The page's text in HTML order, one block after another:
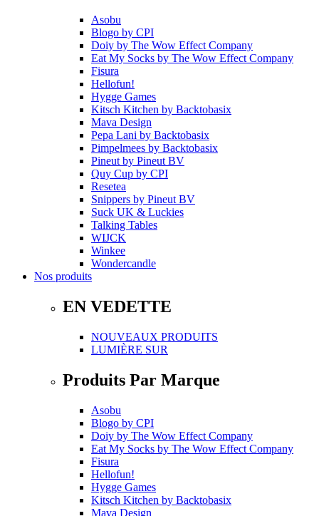
Asobu
Blogo by CPI
Doiy by The Wow Effect Company
Eat My Socks by The Wow Effect Company
Fisura
Hellofun!
Hygge Games
Kitsch Kitchen by Backtobasix
Mava Design
Pepa Lani by Backtobasix
Pimpelmees by Backtobasix
Pineut by Pineut BV
Quy Cup by CPI
Resetea
Snippers by Pineut BV
Suck UK & Luckies
Talking Tables
WIJCK
Winkee
Wondercandle
Nos produits
EN VEDETTE
NOUVEAUX PRODUITS
LUMIÈRE SUR
Produits Par Marque
Asobu
Blogo by CPI
Doiy by The Wow Effect Company
Eat My Socks by The Wow Effect Company
Fisura
Hellofun!
Hygge Games
Kitsch Kitchen by Backtobasix
Mava Design